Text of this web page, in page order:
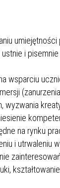
i
wsparciu
wyzwania
na rynku
i utrwaleniu